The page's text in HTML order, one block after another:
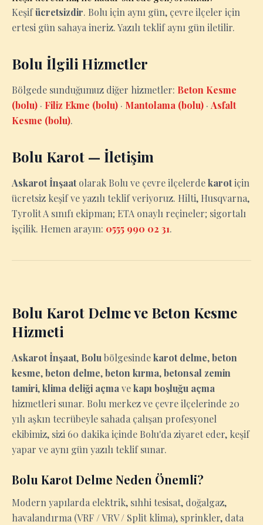
Keşifücretsizdir. Bolu için aynı gün, çevre ilçeler için
ertesi gün sahaya ineriz. Yazılı teklif aynı gün iletilir.
Bolu İlgili Hizmetler
Bölgede sunduğumuz diğer hizmetler: Beton Kesme
(bolu) · Filiz Ekme (bolu) · Mantolama (bolu) · Asfalt
Kesme (bolu).
Bolu Karot — İletişim
Askarot İnşaatolarak Bolu ve çevre ilçelerdekarotiçin
ücretsiz keşif ve yazılı teklif veriyoruz. Hilti, Husqvarna,
Tyrolit A sınıfı ekipman; ETA onaylı reçineler; sigortalı
işçilik. Hemen arayın: 0555 990 02 31.
Bolu Karot Delme ve Beton Kesme
Hizmeti
Askarot İnşaat, Bolu bölgesindekarot delme,beton
kesme,beton delme,beton kırma,betonsal zemin
tamiri,klima deliği açma vekapı boşluğu açma
hizmetleri sunar. Bolu merkez ve çevre ilçelerinde 20
yılı aşkın tecrübeyle sahada çalışan profesyonel
ekibimiz, sizi 60 dakika içinde Bolu'da ziyaret eder, keşif
yapar ve aynı gün yazılı teklif sunar.
Bolu Karot Delme Neden Önemli?
Modern yapılarda elektrik, sıhhi tesisat, doğalgaz,
havalandırma (VRF / VRV / Split klima), sprinkler, data